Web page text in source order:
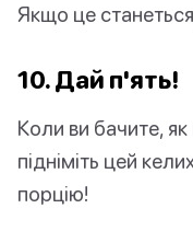
Якщо це
10. Дай п'ять!
Коли ви бачите, як
підніміть цей
порцію!